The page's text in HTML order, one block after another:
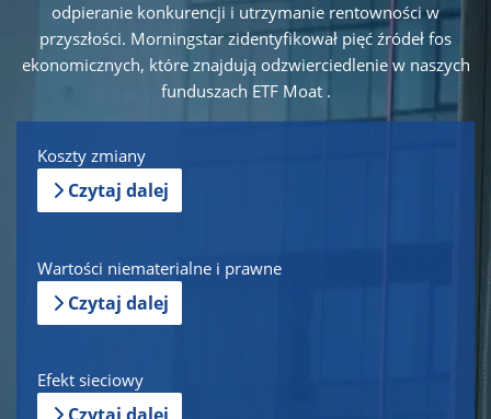
odpieranie konkurencji i utrzymanie rentowności w
przyszłości. Morningstar zidentyfikował pięć źródeł fos
ekonomicznych, które znajdują odzwierciedlenie w naszych
funduszach ETF Moat .
Koszty zmiany
Czytaj dalej
Wartości niematerialne i prawne
Czytaj dalej
Efekt sieciowy